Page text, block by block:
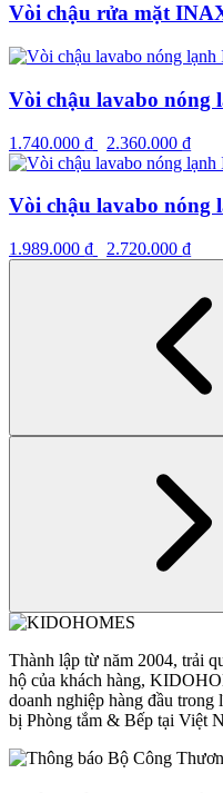
Vòi chậu rửa mặt
Vòi chậu lavabo nóng
1.740.000 ₫ 2.360.000 ₫
Vòi chậu lavabo nóng
1.989.000 ₫ 2.720.000 ₫
Thành lập từ năm 2004, trải
hộ của khách hàng,
doanh nghiệp hàng đầu
bị Phòng tắm & Bếp tại Việt